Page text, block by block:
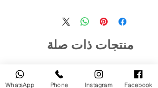
منتجات ذات صلة
مستخدم جديد
WhatsApp Phone Instagram Facebook